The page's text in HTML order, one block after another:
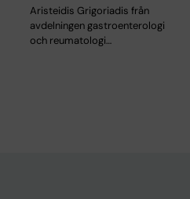
Aristeidis Grigoriadis från
avdelningen gastroenterologi
och reumatologi…